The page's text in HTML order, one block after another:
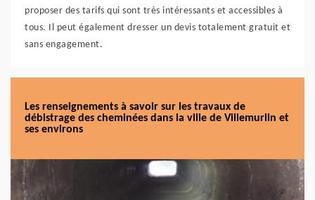
proposer des tarifs qui sont très intéressants et accessibles à
tous. Il peut également dresser un devis totalement gratuit et
sans engagement.
Les renseignements à savoir sur les travaux de
débistrage des cheminées dans la ville de Villemurlin et
ses environs